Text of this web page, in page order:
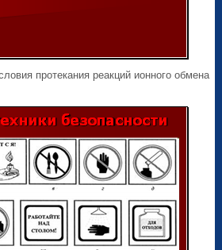
протекания реакций ионного обмена